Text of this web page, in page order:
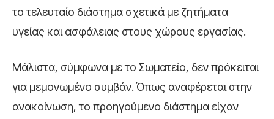
το τελευταίο διάστημα σχετικά με ζητήματα
υγείας και ασφάλειας στους χώρους εργασίας.
Μάλιστα, σύμφωνα με το Σωματείο, δεν πρόκειται
για μεμονωμένο συμβάν. Όπως αναφέρεται στην
ανακοίνωση, το προηγούμενο διάστημα είχαν